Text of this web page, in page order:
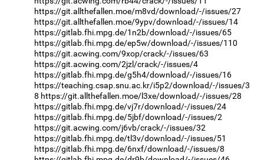
https://git.allthefallen.moe/m8vd/download/-/issues/27
https://git.allthefallen.moe/9ypv/download/-/issues/14
https://gitlab.fhi.mpg.de/1n2b/download/-/issues/65
https://gitlab.fhi.mpg.de/ep5w/download/-/issues/110
https://git.acwing.com/9xop/crack/-/issues/63
https://git.acwing.com/2jzl/crack/-/issues/4
https://gitlab.fhi.mpg.de/g5h4/download/-/issues/16
https://teaching.csap.snu.ac.kr/i5p2/download/-/issues/3
8 https://git.allthefallen.moe/l3xe/download/-/issues/28
https://gitlab.fhi.mpg.de/vj7r/download/-/issues/24
https://gitlab.fhi.mpg.de/5jbf/download/-/issues/2
https://git.acwing.com/j6vb/crack/-/issues/32
https://gitlab.fhi.mpg.de/tl3v/download/-/issues/51
https://gitlab.fhi.mpg.de/6nxf/download/-/issues/8